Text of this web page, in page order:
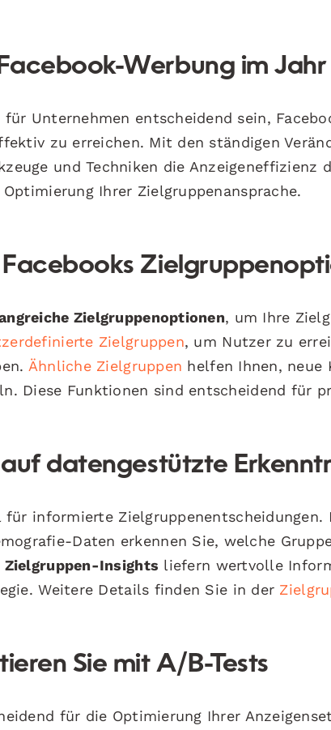
Werbung im
Unternehmen entscheidend sein,
zu erreichen. Mit den ständigen
und Techniken die Anzeigeneffizienz
Ihrer Zielgruppenansprache.
Facebooks
Zielgruppenoptionen, um Ihre
Zielgruppen, um Nutzer zu
Ähnliche Zielgruppen helfen Ihnen, neue
Diese Funktionen sind entscheidend für
auf datengestützte
für informierte Zielgruppenentscheidungen.
Daten erkennen Sie, welche
Zielgruppen-Insights liefern wertvolle
Weitere Details finden Sie in der
Sie mit A/B-Tests
für die Optimierung Ihrer